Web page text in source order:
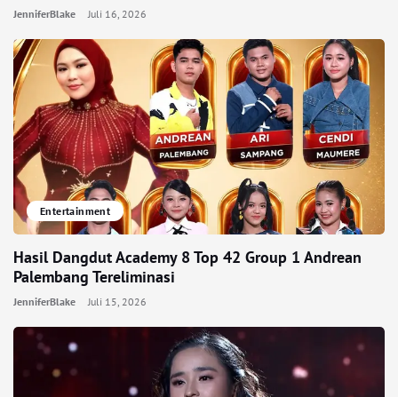
JenniferBlake Juli 16, 2026
Entertainment
Hasil Dangdut Academy 8 Top 42 Group 1 Andrean
Palembang Tereliminasi
JenniferBlake Juli 15, 2026